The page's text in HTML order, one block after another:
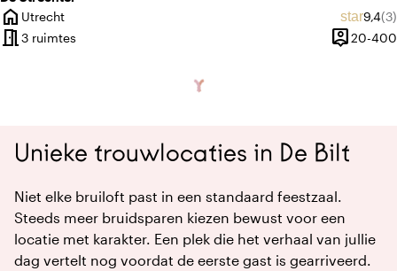
home
Plaats
Utrecht star9,4(3)
meeting_room3 ruimtes person_pin
Capaciteit
20-400
Unieke trouwlocaties in De Bilt
Niet elke bruiloft past in een standaard feestzaal.
Steeds meer bruidsparen kiezen bewust voor een
locatie met karakter. Een plek die het verhaal van jullie
dag vertelt nog voordat de eerste gast is gearriveerd.